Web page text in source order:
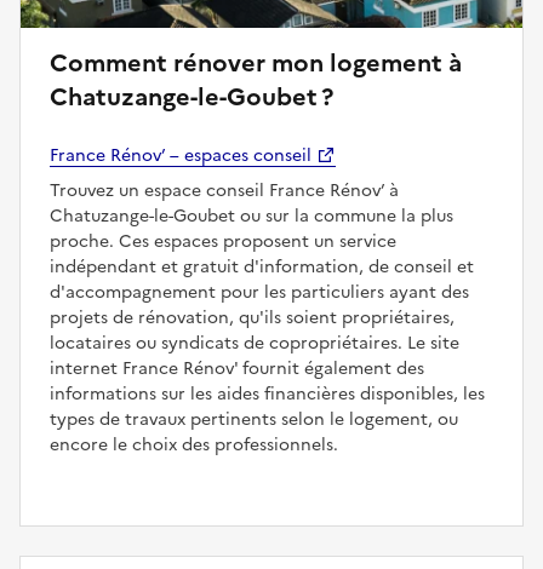
Comment rénover mon logement à
Chatuzange-le-Goubet ?
France Rénov’ – espaces conseil
Trouvez un espace conseil France Rénov’ à
Chatuzange-le-Goubet ou sur la commune la plus
proche. Ces espaces proposent un service
indépendant et gratuit d'information, de conseil et
d'accompagnement pour les particuliers ayant des
projets de rénovation, qu'ils soient propriétaires,
locataires ou syndicats de copropriétaires. Le site
internet France Rénov' fournit également des
informations sur les aides financières disponibles, les
types de travaux pertinents selon le logement, ou
encore le choix des professionnels.